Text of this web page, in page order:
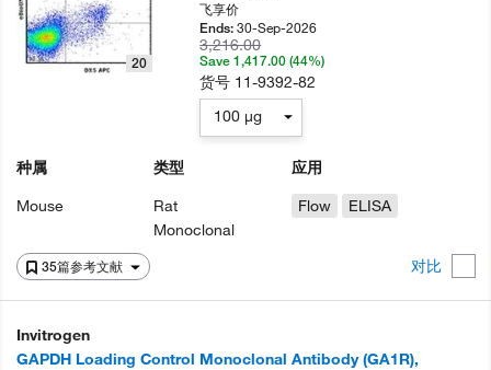
35篇参考文献 对比
20
种属
Mouse
类型
Rat
Monoclonal
应用
Flow
ELISA
飞享价
Ends:30-Sep-2026
3,216.00
Save 1,417.00 (44%)
货号 11-9392-82
100 µg
Invitrogen
GAPDH Loading Control Monoclonal Antibody (GA1R),